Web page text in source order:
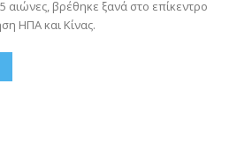
αιώνες, βρέθηκε ξανά στο επίκεντρο
ΗΠΑ και Κίνας.